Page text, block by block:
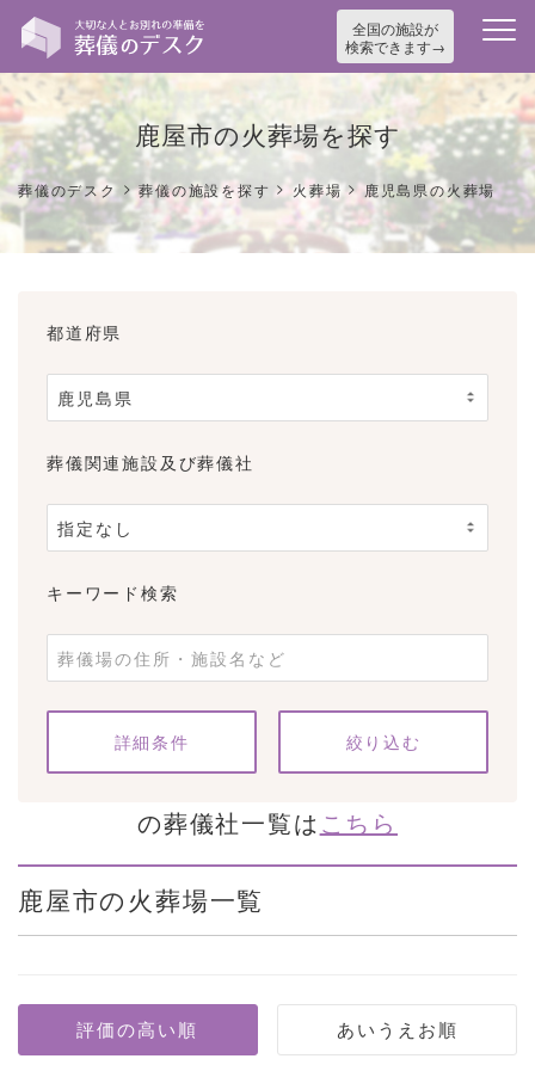
全国の施設が
検索できます
鹿屋市の火葬場を探す
葬儀のデスク >葬儀の施設を探す > 火葬場>鹿児島県の火葬場
都道府県
葬儀関連施設及び葬儀社
キーワード検索
条件をクリア
詳細条件
の葬儀社一覧は こちら
鹿屋市の火葬場一覧